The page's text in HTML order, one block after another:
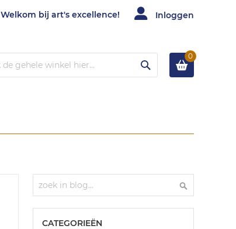
Welkom bij art's excellence! Inloggen
0
CATEGORIEËN